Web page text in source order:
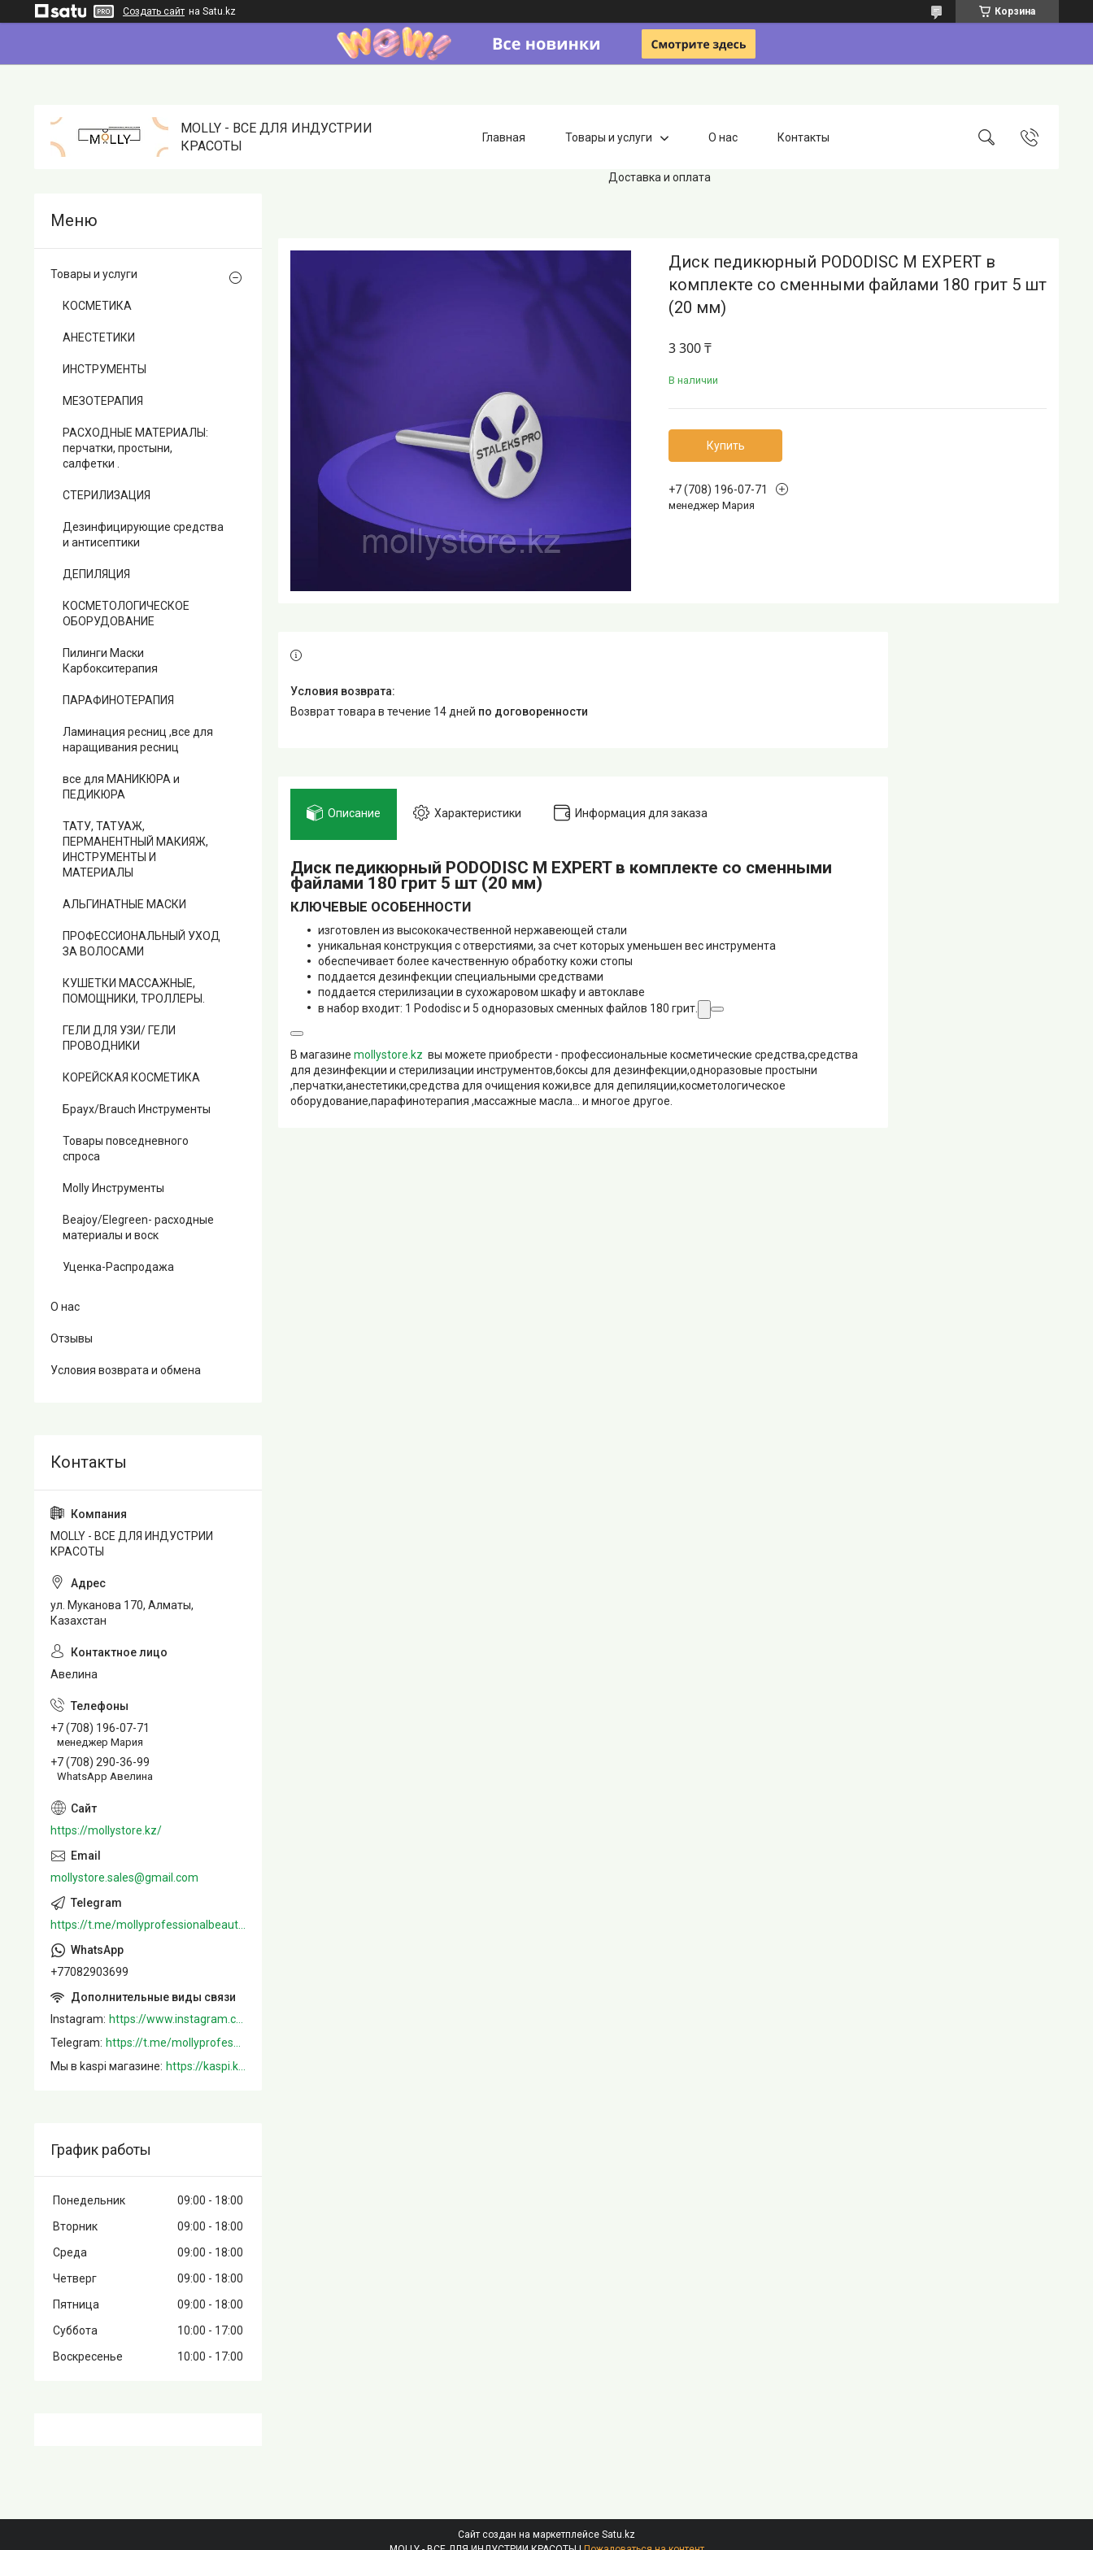
Создать сайт на Satu.kz Корзина
MOLLY - ВСЕ ДЛЯ ИНДУСТРИИ
КРАСОТЫ
Главная Товары и услуги О нас Контакты
Доставка и оплата
Диск педикюрный PODODISC М EXPERT в
комплекте со сменными файлами 180 грит 5 шт
(20 мм)
3 300 ₸
В наличии
Купить
+7 (708) 196-07-71
менеджер Мария
возврат товара в течение 14 дней по договоренности
Описание Характеристики Информация для заказа
Диск педикюрный PODODISC М EXPERT в комплекте со сменными
файлами 180 грит 5 шт (20 мм)
КЛЮЧЕВЫЕ ОСОБЕННОСТИ
изготовлен из высококачественной нержавеющей стали
уникальная конструкция с отверстиями, за счет которых уменьшен вес инструмента
обеспечивает более качественную обработку кожи стопы
поддается дезинфекции специальными средствами
поддается стерилизации в сухожаровом шкафу и автоклаве
в набор входит: 1 Pododisc и 5 одноразовых сменных файлов 180 грит.
В магазине mollystore.kz вы можете приобрести - профессиональные косметические средства,средства
для дезинфекции и стерилизации инструментов,боксы для дезинфекции,одноразовые простыни
,перчатки,анестетики,средства для очищения кожи,все для депиляции,косметологическое
оборудование,парафинотерапия ,массажные масла... и многое другое.
Товары и услуги
КОСМЕТИКА
АНЕСТЕТИКИ
ИНСТРУМЕНТЫ
МЕЗОТЕРАПИЯ
РАСХОДНЫЕ МАТЕРИАЛЫ:
перчатки, простыни,
салфетки .
СТЕРИЛИЗАЦИЯ
Дезинфицирующие средства
и антисептики
ДЕПИЛЯЦИЯ
КОСМЕТОЛОГИЧЕСКОЕ
ОБОРУДОВАНИЕ
Пилинги Маски
Карбокситерапия
ПАРАФИНОТЕРАПИЯ
Ламинация ресниц ,все для
наращивания ресниц
все для МАНИКЮРА и
ПЕДИКЮРА
ТАТУ, ТАТУАЖ,
ПЕРМАНЕНТНЫЙ МАКИЯЖ,
ИНСТРУМЕНТЫ И
МАТЕРИАЛЫ
АЛЬГИНАТНЫЕ МАСКИ
ПРОФЕССИОНАЛЬНЫЙ УХОД
ЗА ВОЛОСАМИ
КУШЕТКИ МАССАЖНЫЕ,
ПОМОЩНИКИ, ТРОЛЛЕРЫ.
ГЕЛИ ДЛЯ УЗИ/ ГЕЛИ
ПРОВОДНИКИ
КОРЕЙСКАЯ КОСМЕТИКА
Браух/Brauch Инструменты
Товары повседневного
спроса
Molly Инструменты
Beajoy/Elegreen- расходные
материалы и воск
Уценка-Распродажа
О нас
Отзывы
Условия возврата и обмена
MOLLY - ВСЕ ДЛЯ ИНДУСТРИИ
КРАСОТЫ
ул. Муканова 170, Алматы,
Казахстан
Авелина
+7 (708) 196-07-71
менеджер Мария
+7 (708) 290-36-99
WhatsApp Авелина
https://mollystore.kz/
mollystore.sales@gmail.com
+77082903699
Instagram
Telegram
Мы в kaspi магазине
График работы
Понедельник 09:00
18:00
Вторник
09:00
18:00
Среда
09:00
18:00
Четверг
09:00
18:00
Пятница
09:00
18:00
Суббота
10:00
17:00
Воскресенье
10:00 17:00
Сайт создан на маркетплейсе Satu.kz